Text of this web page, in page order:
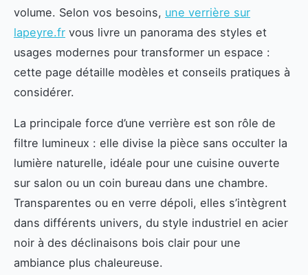
volume. Selon vos besoins, une verrière sur
lapeyre.fr vous livre un panorama des styles et
usages modernes pour transformer un espace :
cette page détaille modèles et conseils pratiques à
considérer.
La principale force d’une verrière est son rôle de
filtre lumineux : elle divise la pièce sans occulter la
lumière naturelle, idéale pour une cuisine ouverte
sur salon ou un coin bureau dans une chambre.
Transparentes ou en verre dépoli, elles s’intègrent
dans différents univers, du style industriel en acier
noir à des déclinaisons bois clair pour une
ambiance plus chaleureuse.